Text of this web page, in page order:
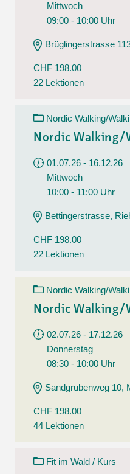
Mittwoch
09:00 - 10:00 Uhr
Brüglingerstrasse
CHF 198.00
22 Lektionen
Nordic Walking/
Nordic Walking/
01.07.26 - 16.12.26
Mittwoch
10:00 - 11:00 Uhr
Bettingerstrasse,
CHF 198.00
22 Lektionen
Nordic Walking/
Nordic Walking/
02.07.26 - 17.12.26
Donnerstag
08:30 - 10:00 Uhr
Sandgrubenweg 10,
CHF 198.00
44 Lektionen
Fit im Wald / Kurs